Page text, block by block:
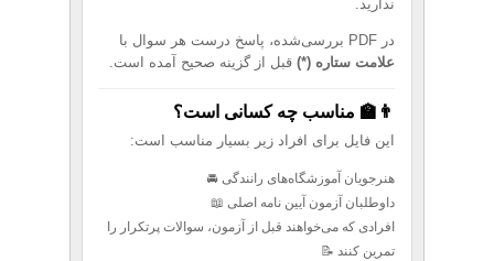
ندارید.
در PDF بررسی‌شده، پاسخ درست هر سوال با
علامت ستاره (*) قبل از گزینه صحیح آمده است.
👨‍🏫 مناسب چه کسانی است؟
این فایل برای افراد زیر بسیار مناسب است:
هنرجویان آموزشگاه‌های رانندگی 🚘
داوطلبان آزمون آیین نامه اصلی 📖
افرادی که می‌خواهند قبل از آزمون، سوالات پرتکرار را
تمرین کنند 📝